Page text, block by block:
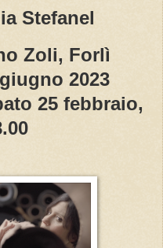
Stefanel
Zoli, Forlì
2023
25 febbraio,